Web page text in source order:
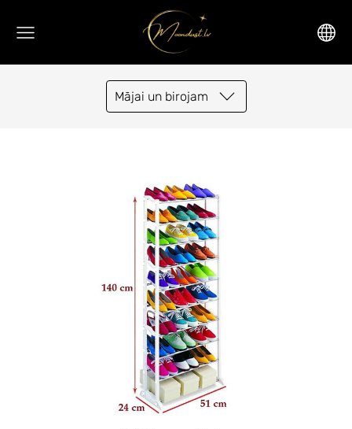
Mājai un birojam